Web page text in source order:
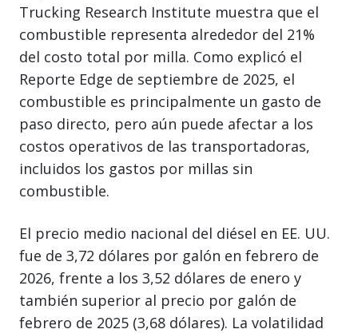
Trucking Research Institute muestra que el
combustible representa alrededor del 21%
del costo total por milla. Como explicó el
Reporte Edge de septiembre de 2025, el
combustible es principalmente un gasto de
paso directo, pero aún puede afectar a los
costos operativos de las transportadoras,
incluidos los gastos por millas sin
combustible.
El precio medio nacional del diésel en EE. UU.
fue de 3,72 dólares por galón en febrero de
2026, frente a los 3,52 dólares de enero y
también superior al precio por galón de
febrero de 2025 (3,68 dólares). La volatilidad